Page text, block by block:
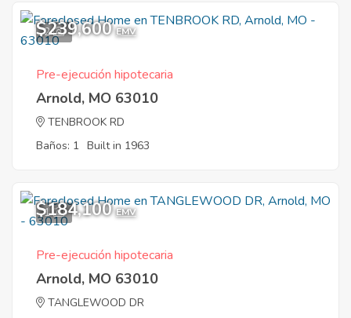
2
$239,600 EMV
Pre-ejecución hipotecaria
Arnold, MO 63010
TENBROOK RD
Baños: 1 Built in 1963
1
$184,100 EMV
Pre-ejecución hipotecaria
Arnold, MO 63010
TANGLEWOOD DR